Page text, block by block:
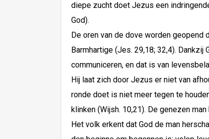
diepe zucht doet Jezus een
God).
De oren van de dove worden geopend
Barmhartige (Jes. 29,18; 32,4). Dankzij
communiceren, en dat is van
Hij laat zich door Jezus er niet van
ronde doet is niet meer tegen te
klinken (Wijsh. 10,21). De genezen
Het volk erkent dat God de man